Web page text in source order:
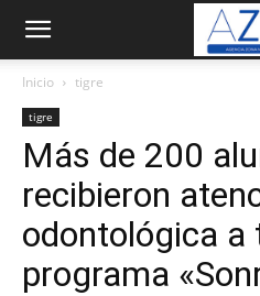
Inicio tigre
tigre
Más de 200
recibieron
odontológica a
programa